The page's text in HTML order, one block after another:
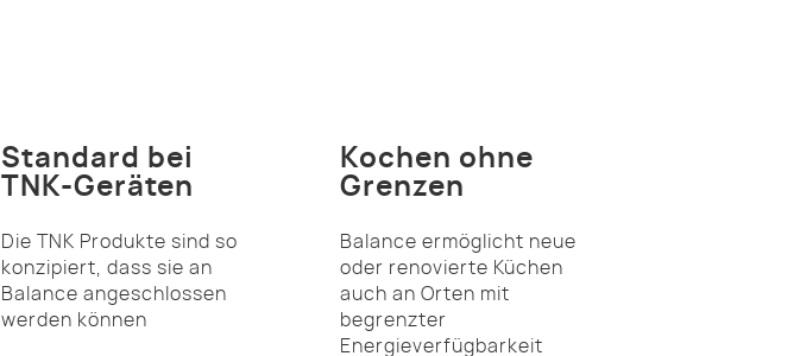
Standard bei
TNK-Geräten
Die TNK Produkte sind so
konzipiert, dass sie an
Balance angeschlossen
werden können
Kochen ohne
Grenzen
Balance ermöglicht neue
oder renovierte Küchen
auch an Orten mit
begrenzter
Energieverfügbarkeit